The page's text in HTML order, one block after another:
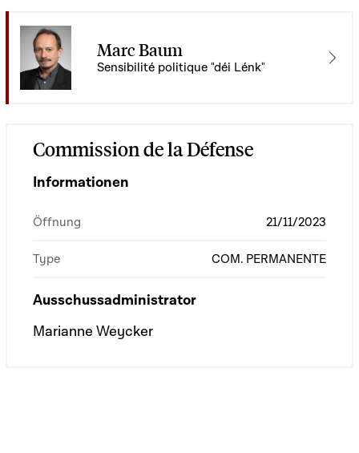
Marc Baum
Sensibilité politique "déi Lénk"
Commission de la Défense
Informationen
Öffnung 21/11/2023
Type COM. PERMANENTE
Ausschussadministrator
Marianne Weycker